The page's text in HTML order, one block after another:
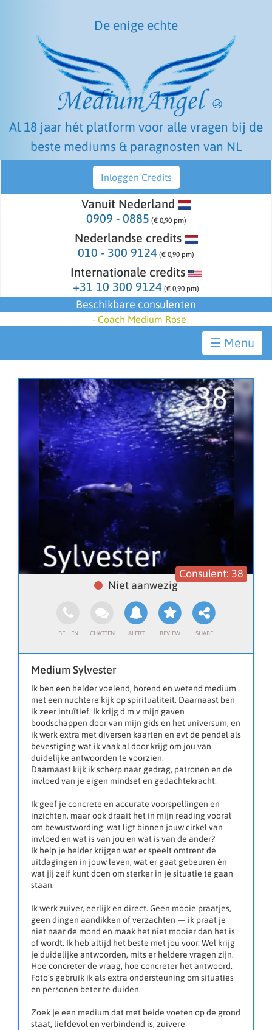
De enige echte
Al 18 jaar hét platform voor alle vragen bij de
beste mediums & paragnosten van NL
Inloggen Credits
Vanuit Nederland
0909 - 0885 (€ 0,90 pm)
Nederlandse credits
010 - 300 9124 (€ 0,90 pm)
Internationale credits
+31 10 300 9124 (€ 0,90 pm)
Beschikbare consulenten
- Coach Medium Rose
☰
38
Medium Sylvester
Ik ben een helder voelend, horend en wetend medium
met een nuchtere kijk op spiritualiteit. Daarnaast ben
ik zeer intuïtief. Ik krijg d.m.v mijn gaven
boodschappen door van mijn gids en het universum, en
ik werk extra met diversen kaarten en evt de pendel als
bevestiging wat ik vaak al door krijg om jou van
duidelijke antwoorden te voorzien.
Daarnaast kijk ik scherp naar gedrag, patronen en de
invloed van je eigen mindset en gedachtekracht.
Ik geef je concrete en accurate voorspellingen en
inzichten, maar ook draait het in mijn reading vooral
om bewustwording: wat ligt binnen jouw cirkel van
invloed en wat is van jou en wat is van de ander?
Ik help je helder krijgen wat er speelt omtrent de
uitdagingen in jouw leven, wat er gaat gebeuren én
wat jij zelf kunt doen om sterker in je situatie te gaan
staan.
Ik werk zuiver, eerlijk en direct. Geen mooie praatjes,
geen dingen aandikken of verzachten — ik praat je
niet naar de mond en maak het niet mooier dan het is
of wordt. Ik heb altijd het beste met jou voor. Wel krijg
je duidelijke antwoorden, mits er heldere vragen zijn.
Hoe concreter de vraag, hoe concreter het antwoord.
Foto’s gebruik ik als extra ondersteuning om situaties
en personen beter te duiden.
Zoek je een medium dat met beide voeten op de grond
staat, liefdevol en verbindend is, zuivere